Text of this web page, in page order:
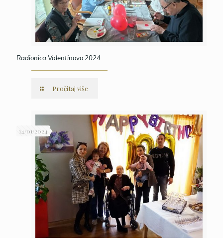
Radionica Valentinovo 2024
Pročitaj više
14/01/2024